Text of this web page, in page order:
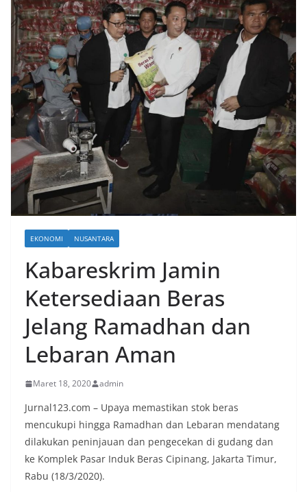
EKONOMI NUSANTARA
Kabareskrim Jamin
Ketersediaan Beras
Jelang Ramadhan dan
Lebaran Aman
Maret 18, 2020 admin
Jurnal123.com – Upaya memastikan stok beras
mencukupi hingga Ramadhan dan Lebaran mendatang
dilakukan peninjauan dan pengecekan di gudang dan
ke Komplek Pasar Induk Beras Cipinang, Jakarta Timur,
Rabu (18/3/2020).